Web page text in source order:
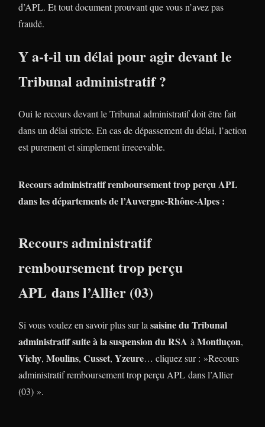
d’APL. Et tout document prouvant que vous n’avez pas
fraudé.
Y a-t-il un délai pour agir devant le
Tribunal administratif ?
Oui le recours devant le Tribunal administratif doit être fait
dans un délai stricte. En cas de dépassement du délai, l’action
est purement et simplement irrecevable.
Recours administratif remboursement trop perçu APL
dans les départements de l’Auvergne-Rhône-Alpes :
Recours administratif
remboursement trop perçu
APL dans l’Allier (03)
Si vous voulez en savoir plus sur la saisine du Tribunal
administratif suite à la suspension du RSA à Montluçon,
Vichy, Moulins, Cusset, Yzeure… cliquez sur : »Recours
administratif remboursement trop perçu APL dans l’Allier
(03) ».